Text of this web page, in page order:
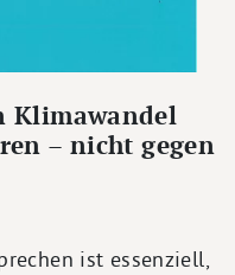
Klimawandel
– nicht gegen
ist essenziell,